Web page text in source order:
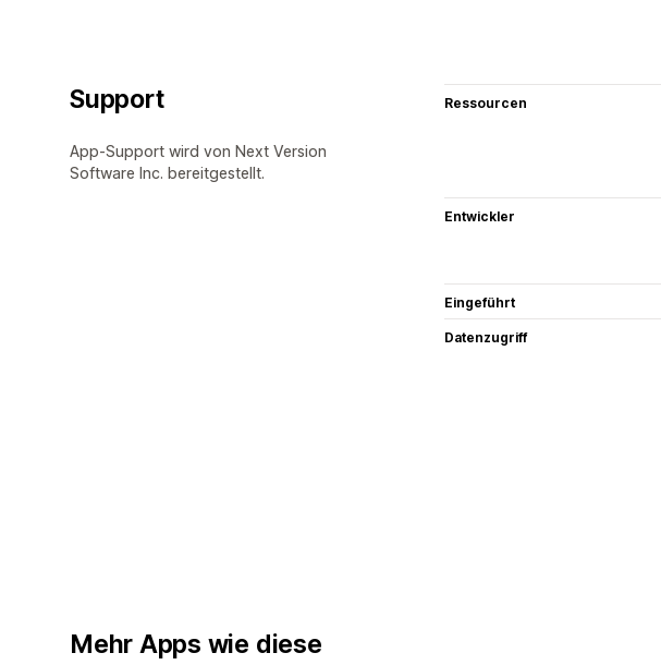
Support
App-Support wird von Next Version
Software Inc. bereitgestellt.
Ressourcen
Entwickler
Eingeführt
Datenzugriff
Mehr Apps wie diese